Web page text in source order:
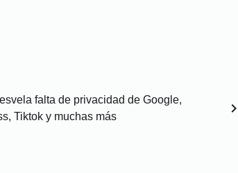
falta de privacidad de Google,
Tiktok y muchas más
chevron_right